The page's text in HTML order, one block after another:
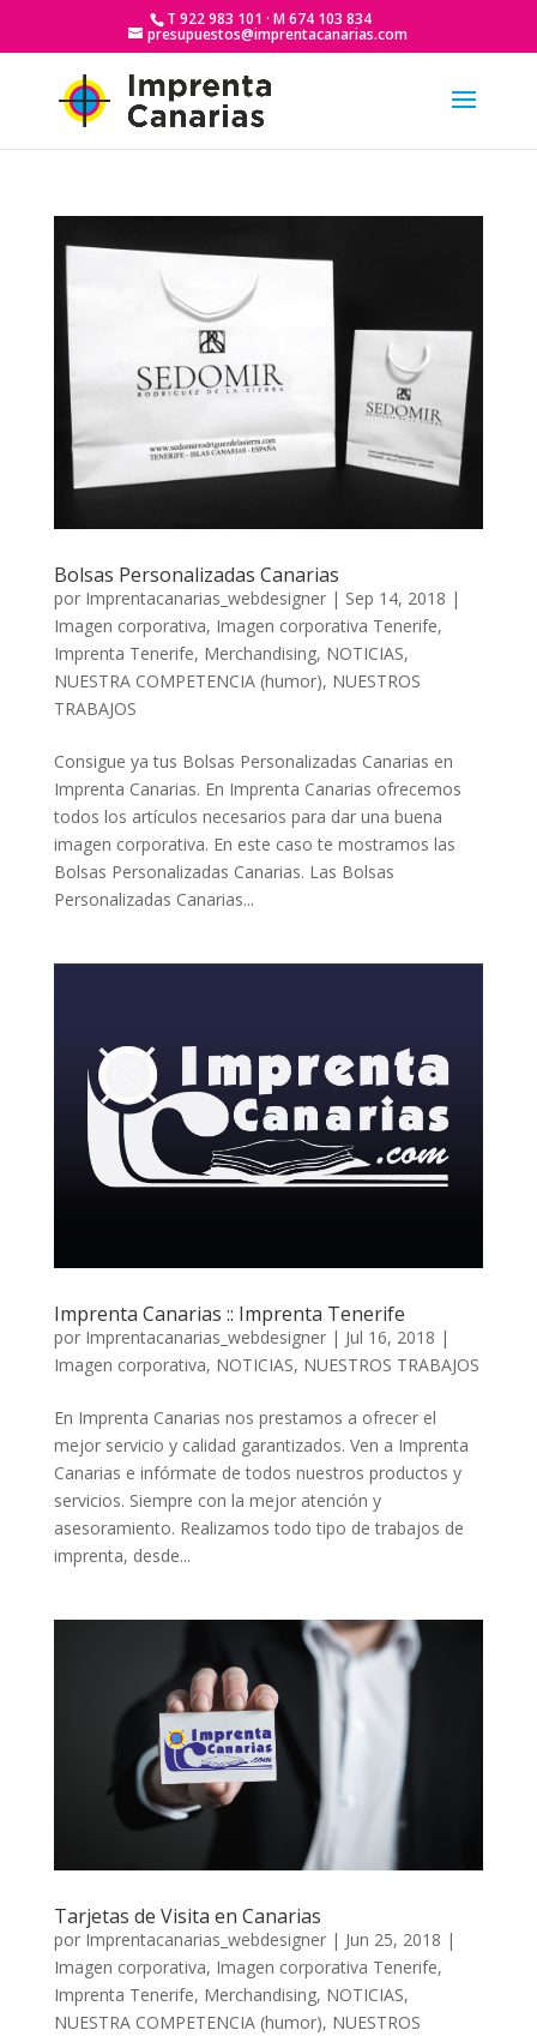
T 922 983 101 · M 674 103 834
presupuestos@imprentacanarias.com
Bolsas Personalizadas Canarias
por Imprentacanarias_webdesigner| Sep 14, 2018 |
Imagen corporativa, Imagen corporativa Tenerife,
Imprenta Tenerife, Merchandising, NOTICIAS,
NUESTRA COMPETENCIA (humor), NUESTROS
TRABAJOS
Consigue ya tus Bolsas Personalizadas Canarias en
Imprenta Canarias. En Imprenta Canarias ofrecemos
todos los artículos necesarios para dar una buena
imagen corporativa. En este caso te mostramos las
Bolsas Personalizadas Canarias. Las Bolsas
Personalizadas Canarias...
Imprenta Canarias :: Imprenta Tenerife
por Imprentacanarias_webdesigner| Jul 16, 2018 |
Imagen corporativa, NOTICIAS, NUESTROS TRABAJOS
En Imprenta Canarias nos prestamos a ofrecer el
mejor servicio y calidad garantizados. Ven a Imprenta
Canarias e infórmate de todos nuestros productos y
servicios. Siempre con la mejor atención y
asesoramiento. Realizamos todo tipo de trabajos de
imprenta, desde...
Tarjetas de Visita en Canarias
por Imprentacanarias_webdesigner| Jun 25, 2018 |
Imagen corporativa, Imagen corporativa Tenerife,
Imprenta Tenerife, Merchandising, NOTICIAS,
NUESTRA COMPETENCIA (humor), NUESTROS